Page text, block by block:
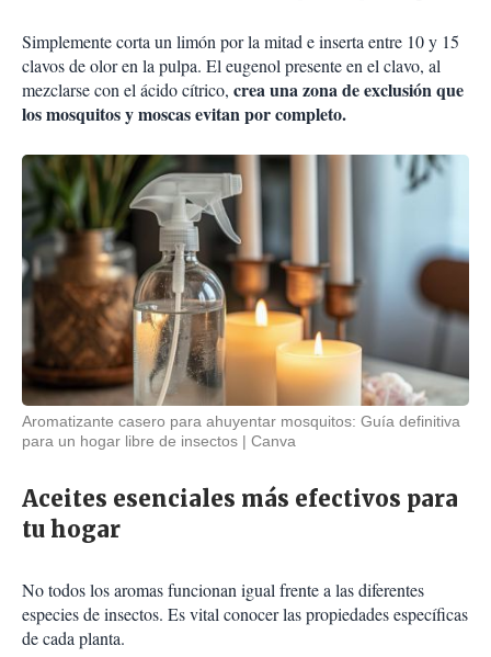
Simplemente corta un limón por la mitad e inserta entre 10 y 15
clavos de olor en la pulpa. El eugenol presente en el clavo, al
mezclarse con el ácido cítrico, crea una zona de exclusión que
los mosquitos y moscas evitan por completo.
Aromatizante casero para ahuyentar mosquitos: Guía definitiva
para un hogar libre de insectos
Canva
Aceites esenciales más efectivos para
tu hogar
No todos los aromas funcionan igual frente a las diferentes
especies de insectos. Es vital conocer las propiedades específicas
de cada planta.